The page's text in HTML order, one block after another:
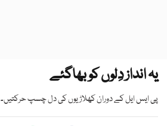
یہ انداز دِلوں کو بھاگئے
پی ایس ایل کے دوران کھلاڑیوں کی دل چسپ حرکتیں۔